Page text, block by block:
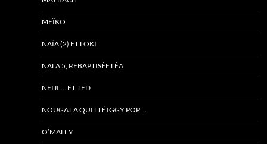
MEÏKO
NAÏA (2) ET LOKI
NALA 5, REBAPTISÉE LÉA
NEIJI…. ET TED
NOUGAT A QUITTÉ IGGY POP …
O’MALEY